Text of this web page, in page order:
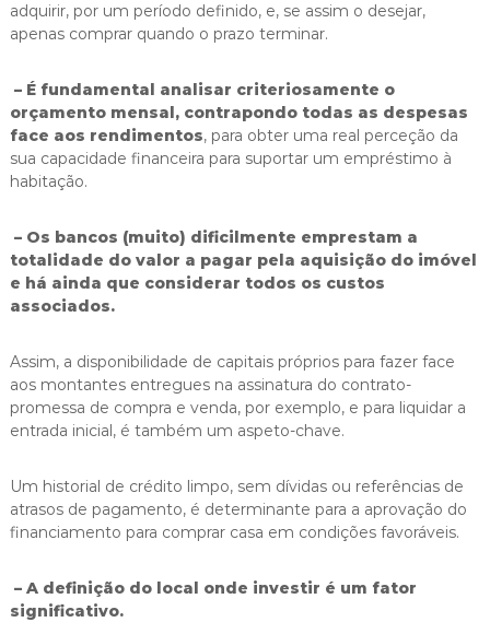
adquirir, por um período definido, e, se assim o desejar,
apenas comprar quando o prazo terminar.
– É fundamental analisar criteriosamente o
orçamento mensal, contrapondo todas as despesas
face aos rendimentos, para obter uma real perceção da
sua capacidade financeira para suportar um empréstimo à
habitação.
– Os bancos (muito) dificilmente emprestam a
totalidade do valor a pagar pela aquisição do imóvel
e há ainda que considerar todos os custos
associados.
Assim, a disponibilidade de capitais próprios para fazer face
aos montantes entregues na assinatura do contrato-
promessa de compra e venda, por exemplo, e para liquidar a
entrada inicial, é também um aspeto-chave.
Um historial de crédito limpo, sem dívidas ou referências de
atrasos de pagamento, é determinante para a aprovação do
financiamento para comprar casa em condições favoráveis.
– A definição do local onde investir é um fator
significativo.